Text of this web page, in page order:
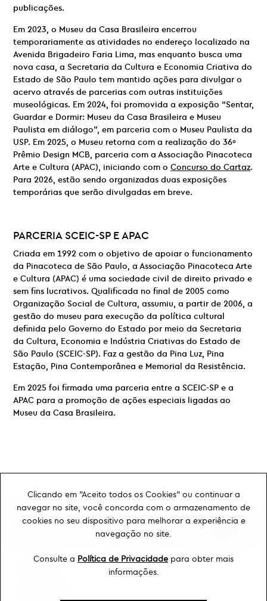
publicações.
Em 2023, o Museu da Casa Brasileira encerrou
temporariamente as atividades no endereço localizado na
Avenida Brigadeiro Faria Lima, mas enquanto busca uma
nova casa, a Secretaria da Cultura e Economia Criativa do
Estado de São Paulo tem mantido ações para divulgar o
acervo através de parcerias com outras instituições
museológicas. Em 2024, foi promovida a exposição “Sentar,
Guardar e Dormir: Museu da Casa Brasileira e Museu
Paulista em diálogo”, em parceria com o Museu Paulista da
USP. Em 2025, o Museu retorna com a realização do 36º
Prêmio Design MCB, parceria com a Associação Pinacoteca
Arte e Cultura (APAC), iniciando com o Concurso do Cartaz.
Para 2026, estão sendo organizadas duas exposições
temporárias que serão divulgadas em breve.
PARCERIASCEIC-SP EAPAC
Criada em 1992 com o objetivo de apoiar o funcionamento
da Pinacoteca de São Paulo, a Associação Pinacoteca Arte
e Cultura (APAC) é uma sociedade civil de direito privado e
sem fins lucrativos. Qualificada no final de 2005 como
Organização Social de Cultura, assumiu, a partir de 2006, a
gestão do museu para execução da política cultural
definida pelo Governo do Estado por meio da Secretaria
da Cultura, Economia e Indústria Criativas do Estado de
São Paulo (SCEIC-SP). Faz a gestão da Pina Luz, Pina
Estação, Pina Contemporânea e Memorial da Resistência.
Em 2025 foi firmada uma parceria entre a SCEIC-SP e a
APAC para a promoção de ações especiais ligadas ao
Museu da Casa Brasileira.
Clicando em "Aceito todos os Cookies" ou continuar a
navegar no site, você concorda com o armazenamento de
cookies no seu dispositivo para melhorar a experiência e
navegação no site.
Consulte a Política de Privacidade para obter mais
informações.